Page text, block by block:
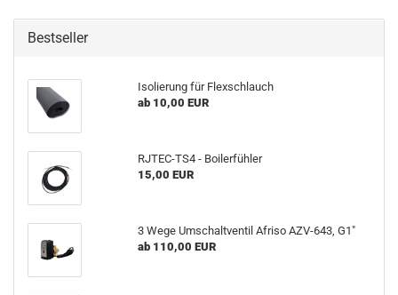
Bestseller
Isolierung für Flexschlauch
ab 10,00 EUR
RJTEC-TS4 - Boilerfühler
15,00 EUR
3 Wege Umschaltventil Afriso AZV-643, G1"
ab 110,00 EUR